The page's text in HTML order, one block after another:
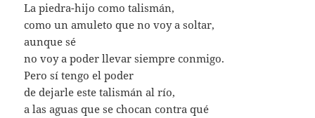
La piedra-hijo como talismán,
como un amuleto que no voy a soltar,
aunque sé
no voy a poder llevar siempre conmigo.
Pero sí tengo el poder
de dejarle este talismán al río,
a las aguas que se chocan contra qué